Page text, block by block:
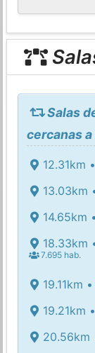
Salas
cercanas a
12.31km •
13.03km
14.65km •
18.33km
7.695 hab.
19.11km •
19.21km •
20.56km